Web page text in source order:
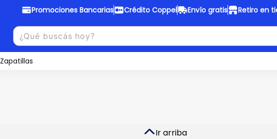
Promociones Bancarias Crédito Coppel Envío gratis Retiro en
Crédito Coppel
Hasta
Envío gratis
Zapatillas
Ir arriba